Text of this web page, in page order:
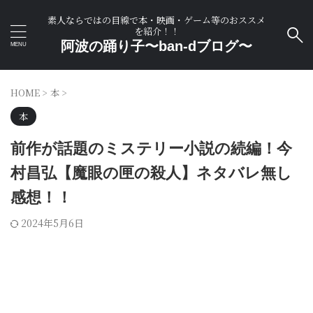
素人ならではの目線で本・映画・ゲーム等のおススメ
を紹介！！
阿波の踊り子〜ban-dブログ〜
HOME > 本 >
本
前作が話題のミステリー小説の続編！今
村昌弘【魔眼の匣の殺人】ネタバレ無し
感想！！
2024年5月6日